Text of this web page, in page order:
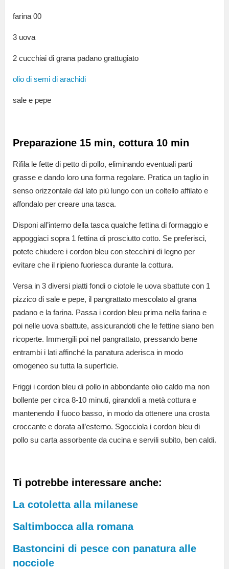
farina 00
3 uova
2 cucchiai di grana padano grattugiato
olio di semi di arachidi
sale e pepe
Preparazione 15 min, cottura 10 min
Rifila le fette di petto di pollo, eliminando eventuali parti
grasse e dando loro una forma regolare. Pratica un taglio in
senso orizzontale dal lato più lungo con un coltello affilato e
affondalo per creare una tasca.
Disponi all’interno della tasca qualche fettina di formaggio e
appoggiaci sopra 1 fettina di prosciutto cotto. Se preferisci,
potete chiudere i cordon bleu con stecchini di legno per
evitare che il ripieno fuoriesca durante la cottura.
Versa in 3 diversi piatti fondi o ciotole le uova sbattute con 1
pizzico di sale e pepe, il pangrattato mescolato al grana
padano e la farina. Passa i cordon bleu prima nella farina e
poi nelle uova sbattute, assicurandoti che le fettine siano ben
ricoperte. Immergili poi nel pangrattato, pressando bene
entrambi i lati affinché la panatura aderisca in modo
omogeneo su tutta la superficie.
Friggi i cordon bleu di pollo in abbondante olio caldo ma non
bollente per circa 8-10 minuti, girandoli a metà cottura e
mantenendo il fuoco basso, in modo da ottenere una crosta
croccante e dorata all’esterno. Sgocciola i cordon bleu di
pollo su carta assorbente da cucina e servili subito, ben caldi.
Ti potrebbe interessare anche:
La cotoletta alla milanese
Saltimbocca alla romana
Bastoncini di pesce con panatura alle
nocciole